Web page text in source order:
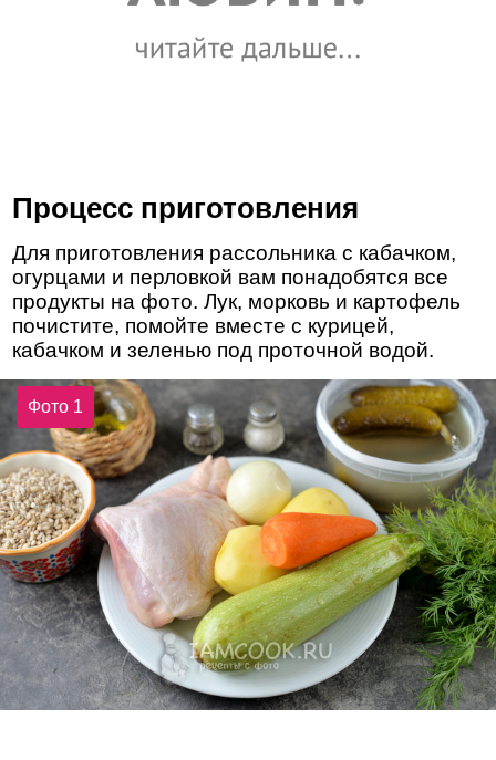
Процесс приготовления
Для приготовления рассольника с кабачком,
огурцами и перловкой вам понадобятся все
продукты на фото. Лук, морковь и картофель
почистите, помойте вместе с курицей,
кабачком и зеленью под проточной водой.
Фото 1